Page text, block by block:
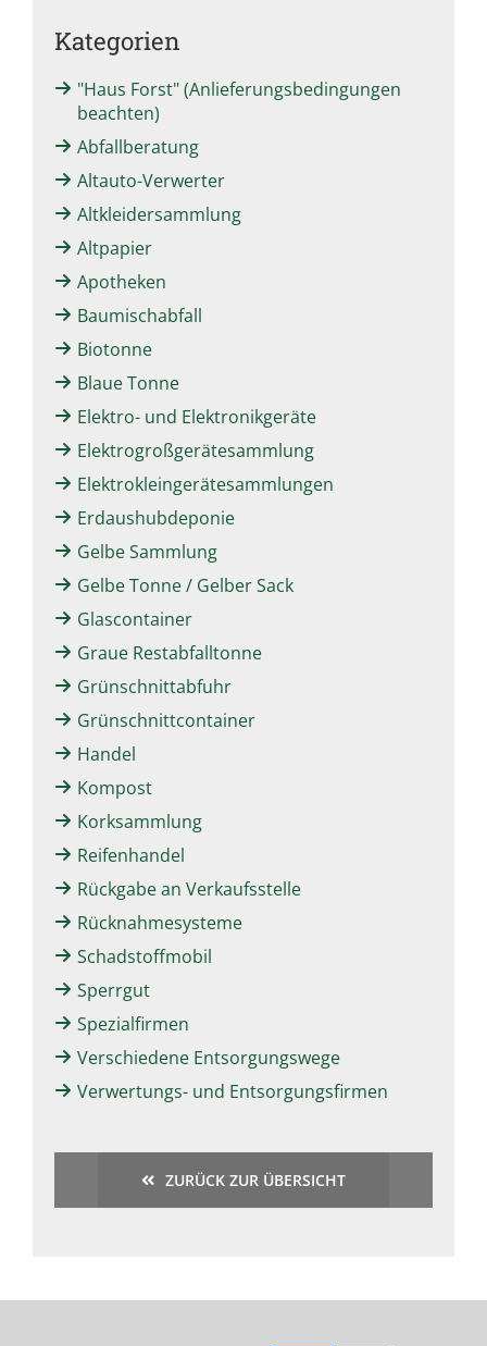
Kategorien
"Haus Forst" (Anlieferungsbedingungen
beachten)
Abfallberatung
Altauto-Verwerter
Altkleidersammlung
Altpapier
Apotheken
Baumischabfall
Biotonne
Blaue Tonne
Elektro- und Elektronikgeräte
Elektrogroßgerätesammlung
Elektrokleingerätesammlungen
Erdaushubdeponie
Gelbe Sammlung
Gelbe Tonne / Gelber Sack
Glascontainer
Graue Restabfalltonne
Grünschnittabfuhr
Grünschnittcontainer
Handel
Kompost
Korksammlung
Reifenhandel
Rückgabe an Verkaufsstelle
Rücknahmesysteme
Schadstoffmobil
Sperrgut
Spezialfirmen
Verschiedene Entsorgungswege
Verwertungs- und Entsorgungsfirmen
ZURÜCK ZUR ÜBERSICHT